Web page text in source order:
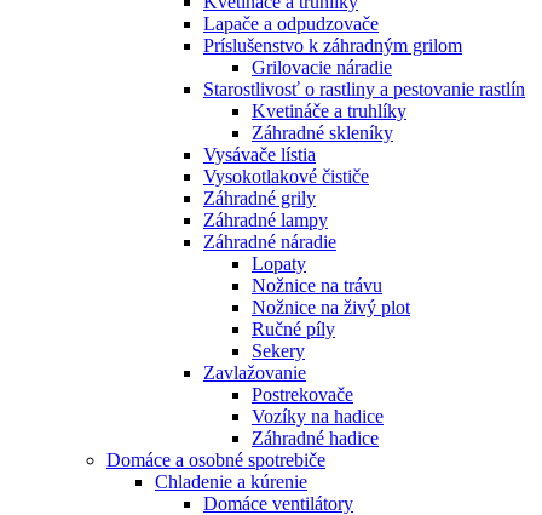
Lapače a odpudzovače
Príslušenstvo k záhradným grilom
Grilovacie náradie
Starostlivosť o rastliny a pestovanie rastlín
Kvetináče a truhlíky
Záhradné skleníky
Vysávače lístia
Vysokotlakové čističe
Záhradné grily
Záhradné lampy
Záhradné náradie
Lopaty
Nožnice na trávu
Nožnice na živý plot
Ručné píly
Sekery
Zavlažovanie
Postrekovače
Vozíky na hadice
Záhradné hadice
Domáce a osobné spotrebiče
Chladenie a kúrenie
Domáce ventilátory